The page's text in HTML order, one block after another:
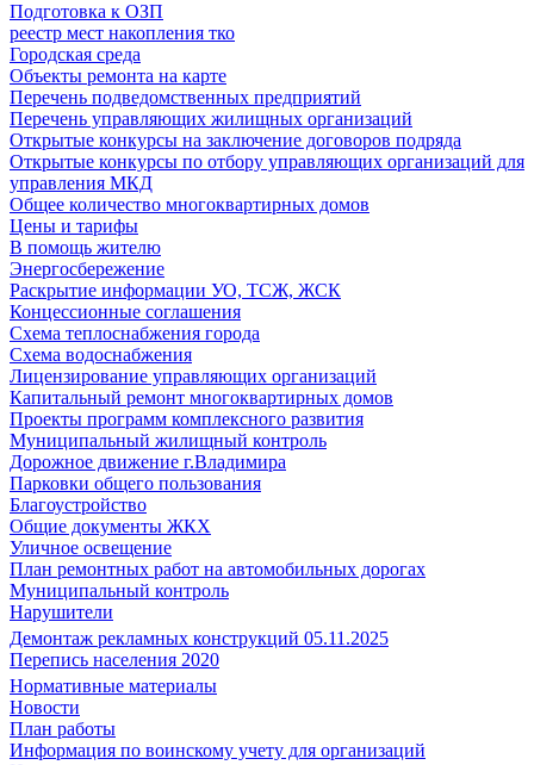
Подготовка к ОЗП
реестр мест накопления тко
Городская среда
Объекты ремонта на карте
Перечень подведомственных предприятий
Перечень управляющих жилищных организаций
Открытые конкурсы на заключение договоров подряда
Открытые конкурсы по отбору управляющих организаций для
управления МКД
Общее количество многоквартирных домов
Цены и тарифы
В помощь жителю
Энергосбережение
Раскрытие информации УО, ТСЖ, ЖСК
Концессионные соглашения
Схема теплоснабжения города
Схема водоснабжения
Лицензирование управляющих организаций
Капитальный ремонт многоквартирных домов
Проекты программ комплексного развития
Муниципальный жилищный контроль
Дорожное движение г.Владимира
Парковки общего пользования
Благоустройство
Общие документы ЖКХ
Уличное освещение
План ремонтных работ на автомобильных дорогах
Муниципальный контроль
Нарушители
Демонтаж рекламных конструкций 05.11.2025
Перепись населения 2020
Нормативные материалы
Новости
План работы
Информация по воинскому учету для организаций